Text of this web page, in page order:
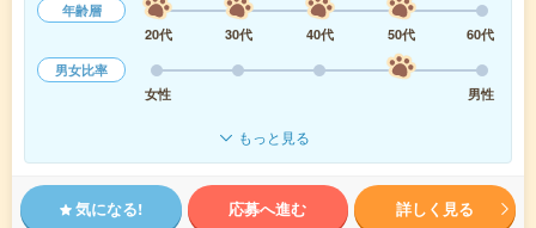
年齢層
20代
30代 40代 50代
60代
男女比率
女性
男性
もっと見る
気になる! 応募へ進む 詳しく見る